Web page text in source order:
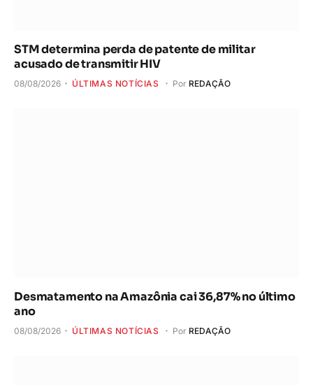
STM determina perda de patente de militar
acusado de transmitir HIV
08/08/2026 ÚLTIMAS NOTÍCIAS Por REDAÇÃO
Desmatamento na Amazônia cai 36,87% no último
ano
08/08/2026 ÚLTIMAS NOTÍCIAS Por REDAÇÃO